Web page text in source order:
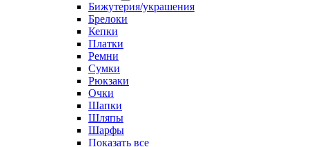
Бижутерия/украшения
Брелоки
Кепки
Платки
Ремни
Сумки
Рюкзаки
Очки
Шапки
Шляпы
Шарфы
Показать все